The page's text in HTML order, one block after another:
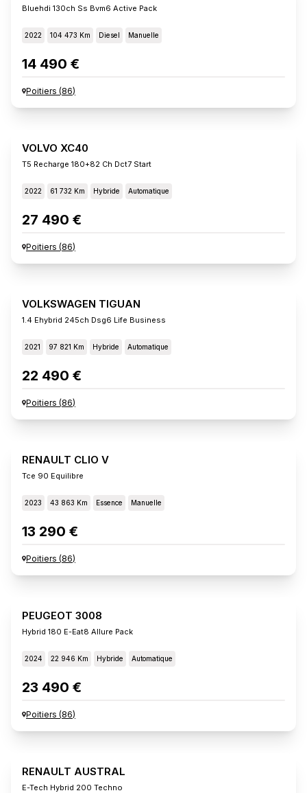
Bluehdi 130ch Ss Bvm6 Active Pack
2022 104 473 Km Diesel Manuelle
14 490 €
Poitiers (86)
VOLVO XC40
T5 Recharge 180+82 Ch Dct7 Start
2022 61 732 Km Hybride Automatique
27 490 €
Poitiers (86)
VOLKSWAGEN TIGUAN
1.4 Ehybrid 245ch Dsg6 Life Business
2021 97 821 Km Hybride Automatique
22 490 €
Poitiers (86)
RENAULT CLIO V
Tce 90 Equilibre
2023 43 863 Km Essence Manuelle
13 290 €
Poitiers (86)
PEUGEOT 3008
Hybrid 180 E-Eat8 Allure Pack
2024 22 946 Km Hybride Automatique
23 490 €
Poitiers (86)
RENAULT AUSTRAL
E-Tech Hybrid 200 Techno